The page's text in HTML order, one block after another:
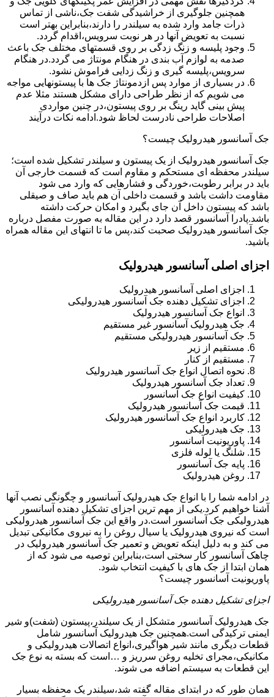
همچنین جلوگیری از خراشیدگی شفت جک،ناشی از تماس
ذرات جامد وارد شده به سیلندر را دارند،بنابراین بهتر است
نسبت به تعویض آنها در هر نوبت سرویس،اقدام گردد.
وجود پلیسه و زنگ زدگی بر روی قسمتهای مختلف جک باعث
صدمه به لوازم آب بندی در هنگام مونتاژ می گردد.در هنگام
سرویس،پلیسه گیری و زنگ زدایی فراموش نشود.
در بسیاری از موارد پس ازدمونتاژ جک ها با پیستونهایی مواجه
می شویم که از نظر طراحی دارای مشکل هستند مثلا عدم
پیش بینی گاید رینگ بر روی پیستون،در چنین مواردی
اصلاحات طراحی نادرست لحاظ شود.ادامه نکات درآیند
جک آسانسور هیدرولیک چیست؟
جک آسانسور هیدرولیک از یک پیستون و سیلندر تشکیل شده است؛
سیلندر محفظه ای مستحکم و مقاوم است که قسمت خارجی آن
باید در برابر رطوبت،خوردگی و فشارهایی که وارد می شود
مقاومت داشت باشد و قسمت داخلی آن هم باید صاف و صیقلی
باشد که پیستون داخل آن جای بگیرد و امکان حرکت داشته
باشد.پادرا آسانسور قصد دارد در این مقاله به صورت مفصل درباره
جک آسانسور هیدرولیک صحبت کند،پس ما تا انتهای این مقاله همراه
باشید.
اجزای اصلی آسانسور هیدرولیک
اجزای اصلی آسانسور هیدرولیک
اجزای تشکیل دهنده جک آسانسور هیدرولیکی
انواع جک آسانسور هیدرولیک
جک هیدرولیک آسانسور غیر مستقیم
جک آسانسور هیدرولیکی مستقیم
مستقیم از زیر
مستقیم از کنار
نحوه اتصال انواع جک آسانسور هیدرولیک
تعداد جک آسانسور هیدرولیک
کیفیت انواع جک آسانسور
قیمت جک آسانسور هیدرولیک
کاربرد انواع جک آسانسور هیدرولیک
جک هیدرولیکی
پاوریونیت آسانسور
شلنگ یا لوله فلزی
پایه جک آسانسور
روغن هیدرولیک
در ادامه شما را با انواع جک هیدرولیک آسانسور و چگونگی نصب آنها
آشنا خواهیم کرد.یکی از مهم ترین اجزای تشکیل دهنده آسانسور
هیدرولیکی جک آسانسور است.در واقع این جک آسانسور هیدرولیکی
است که نیروی هیدرولیک یا سیال روغن را به نیروی مکانیکی تبدیل
می کند و به دلیل اینکه تعویض و تعمیر جک آسانسور هیدرولیک در
چاهک آسانسور کار سختی است،بنابراین توصیه می شود که از
همان ابتدا از جک های با کیفیت انتخاب شود.
پاوریونیت آسانسور چیست؟
اجزای تشکیل دهنده جک آسانسور هیدرولیکی
جک هیدرولیک آسانسور متشکل از یک سیلندر،پیستون (شفت)و شیر
ایمنی ترکیدگی است.همچنین جک هیدرولیک آسانسور شامل
قطعات دیگری مانند شیر هواگیری،انواع اتصالات هیدرولیکی و
مکانیکی،مجرای تخلیه روغن سرریز و …است که بسته به نوع جک
این قطعات به سیستم اضافه می شوند.
همان طور که در ابتدای مقاله گفته شد،سیلندر یک محفظه بسیار